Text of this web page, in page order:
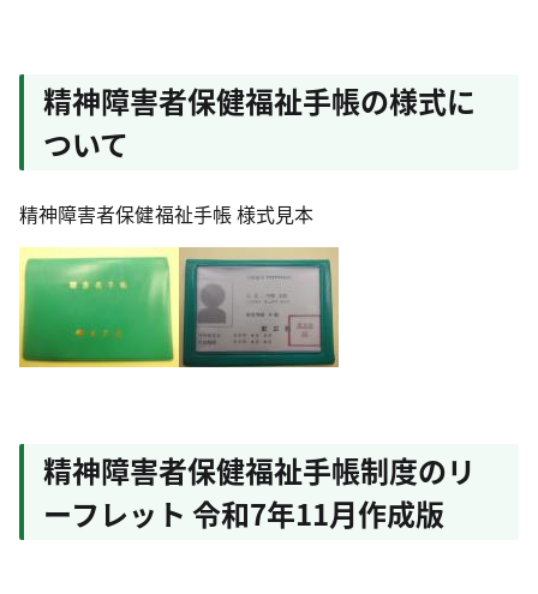
精神障害者保健福祉手帳の様式に
ついて
精神障害者保健福祉手帳 様式見本
精神障害者保健福祉手帳制度のリ
ーフレット 令和7年11月作成版